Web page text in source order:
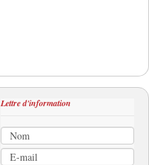
Lettre d'information